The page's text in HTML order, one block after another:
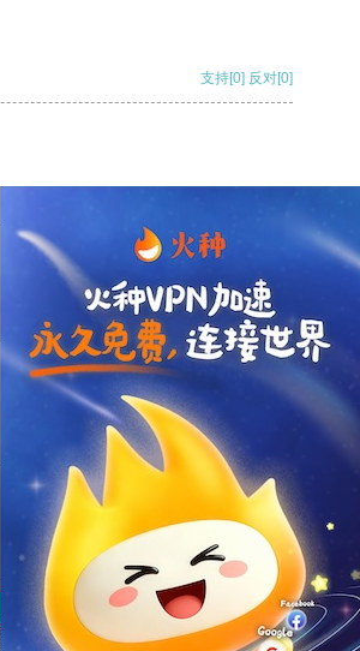
支持[0] 反对[0]
支持 [0] 反对 [0]
支持
旋风加速度器
快连加速器
官网最新登录入口